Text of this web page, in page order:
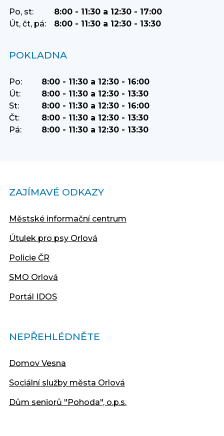
Po, st:
8:00 - 11:30 a 12:30 - 17:00
Út, čt, pá:
8:00 - 11:30 a 12:30 - 13:30
POKLADNA
Po:
8:00 - 11:30 a 12:30 - 16:00
Út:
8:00 - 11:30 a 12:30 - 13:30
St:
8:00 - 11:30 a 12:30 - 16:00
Čt:
8:00 - 11:30 a 12:30 - 13:30
Pá:
8:00 - 11:30 a 12:30 - 13:30
ZAJÍMAVÉ ODKAZY
Městské informační centrum
Útulek pro psy Orlová
Policie ČR
SMO Orlová
Portál IDOS
NEPŘEHLÉDNĚTE
Domov Vesna
Sociální služby města Orlová
Dům seniorů "Pohoda", o.p.s.